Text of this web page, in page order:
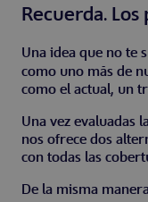
Recuerda.
Una idea que no te
como uno más de
como el actual, un
Una vez evaluadas
nos ofrece dos
con todas las
De la misma